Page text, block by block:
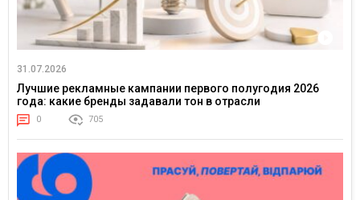
31.07.2026
Лучшие рекламные кампании первого полугодия 2026
года: какие бренды задавали тон в отрасли
0 705